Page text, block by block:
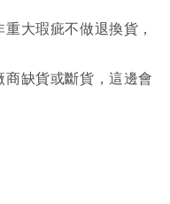
大瑕疵不做退換貨，
缺貨或斷貨，這邊會